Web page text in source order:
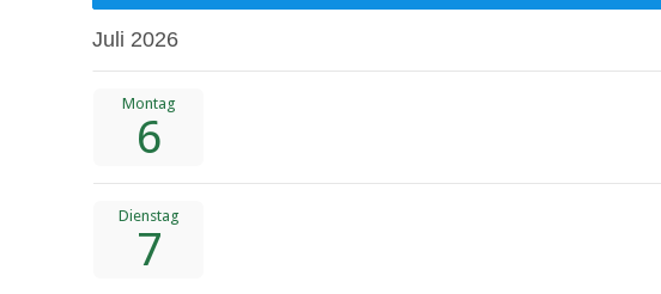
Juli 2026
Montag
6
Dienstag
7